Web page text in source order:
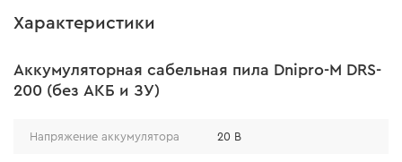
ПРОИЗВОДИТЕЛЬНОСТЬ
Характеристики
Аккумуляторная сабельная пила Dnipro-M DRS-
200 (без АКБ и ЗУ)
Напряжение аккумулятора 20 В